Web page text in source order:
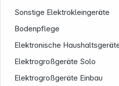
Sonstige Elektrokleingeräte
Bodenpflege
Elektronische
Elektrogroßgeräte Solo
Elektrogroßgeräte Einbau
Informationen